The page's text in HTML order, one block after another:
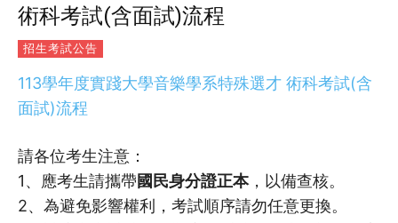
術科考試(含面試)流程
招生考試公告
113學年度實踐大學音樂學系特殊選才 術科考試(含
面試)流程
請各位考生注意：
1、應考生請攜帶國民身分證正本，以備查核。
2、為避免影響權利，考試順序請勿任意更換。